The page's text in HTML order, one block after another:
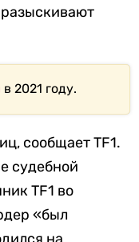
в 2021 году.
сообщает TF1.
судебной
TF1 во
«был